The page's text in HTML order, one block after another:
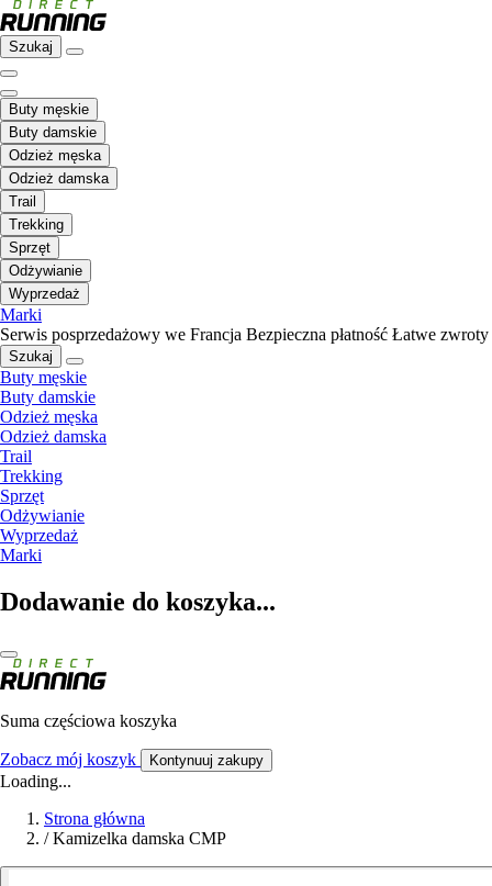
Szukaj
Buty męskie
Buty damskie
Odzież męska
Odzież damska
Trail
Trekking
Sprzęt
Odżywianie
Wyprzedaż
Marki
Serwis posprzedażowy we Francja Bezpieczna płatność Łatwe zwroty
Szukaj
Buty męskie
Buty damskie
Odzież męska
Odzież damska
Trail
Trekking
Sprzęt
Odżywianie
Wyprzedaż
Marki
Dodawanie do koszyka...
Suma częściowa koszyka
Zobacz mój koszyk Kontynuuj zakupy
Loading...
Strona główna
/ Kamizelka damska CMP